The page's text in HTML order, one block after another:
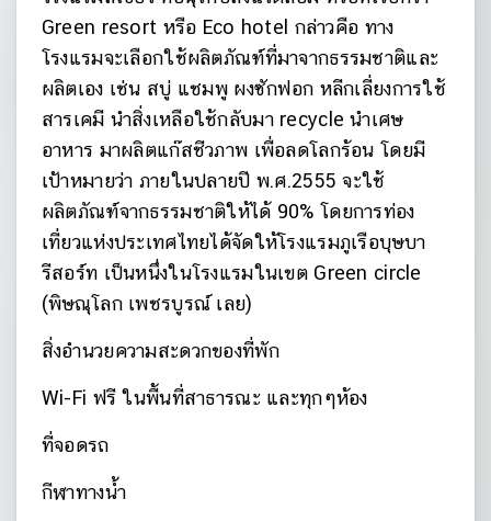
Green resort หรือ Eco hotel กล่าวคือ ทาง
โรงแรมจะเลือกใช้ผลิตภัณฑ์ที่มาจากธรรมชาติและ
ผลิตเอง เช่น สบู่ แชมพู ผงซักฟอก หลีกเลี่ยงการใช้
สารเคมี นำสิ่งเหลือใช้กลับมา recycle นำเศษ
อาหาร มาผลิตแก๊สชีวภาพ เพื่อลดโลกร้อน โดยมี
เป้าหมายว่า ภายในปลายปี พ.ศ.2555 จะใช้
ผลิตภัณฑ์จากธรรมชาติให้ได้ 90% โดยการท่อง
เที่ยวแห่งประเทศไทยได้จัดให้โรงแรมภูเรือบุษบา
รีสอร์ท เป็นหนึ่งในโรงแรมในเขต Green circle
(พิษณุโลก เพชรบูรณ์ เลย)
สิ่งอำนวยความสะดวกของที่พัก
Wi-Fi ฟรี ในพื้นที่สาธารณะ และทุกๆห้อง
ที่จอดรถ
กีฬาทางน้ำ